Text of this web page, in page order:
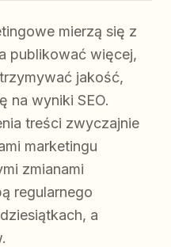
mierzą się z
publikować więcej,
jakość,
na wyniki SEO.
treści zwyczajnie
marketingu
zmianami
regularnego
a